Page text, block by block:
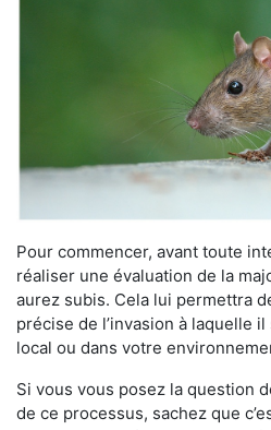
Pour commencer, avant toute
réaliser une évaluation de la
aurez subis. Cela lui permettra
précise de l’invasion à laquelle
local ou dans votre
Si vous vous posez la question
de ce processus, sachez que